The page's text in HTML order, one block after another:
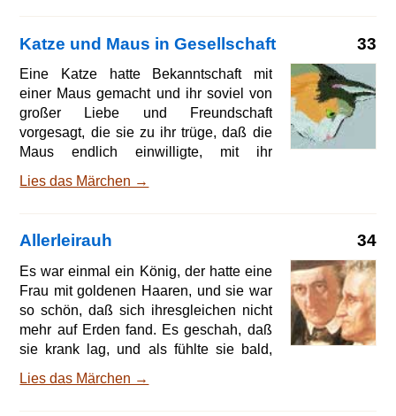
setzte er hinzu, so will ich einen Beutel
mit Hirse mitnehmen und die Körner auf
den Weg streuen. Als nun die Sonne
mitten über dem Walde stand, machte
sich das Mädchen mit einem Topf voll
Suppe auf den Weg. Aber die Feld- und
33
Katze und Maus in Gesellschaft
Eine Katze hatte Bekanntschaft mit
einer Maus gemacht und ihr soviel von
großer Liebe und Freundschaft
vorgesagt, die sie zu ihr trüge, daß die
Maus endlich einwilligte, mit ihr
und gemeinschaftliche Wirtschaft zu
Hunger, sagte die Katze. Du, Mäuschen,
kannst dich nicht überallhin wagen und
gerätst mir am Ende in eine Falle. Der
gute Rat wurde also befolgt und ein
Töpfchen mit Fett angekauft. Sie
wußten aber nicht, wohin sie es stellen
Überlegung, sprach die K
Lies das Märchen →
34
Allerleirauh
Es war einmal ein König, der hatte eine
Frau mit goldenen Haaren, und sie war
so schön, daß sich ihresgleichen nicht
mehr auf Erden fand. Es geschah, daß
sie krank lag, und als fühlte sie bald,
König und sprach: »Wenn du nach
Lies das Märchen →